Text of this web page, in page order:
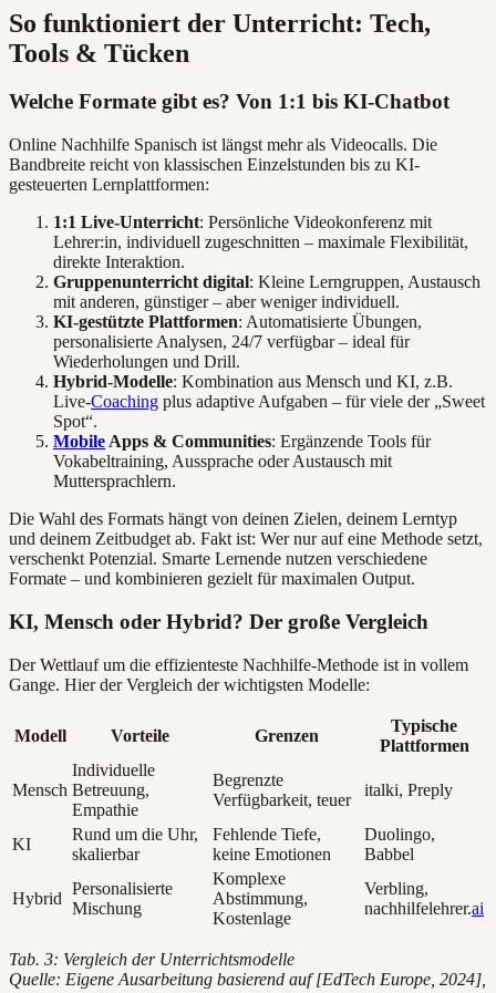
So funktioniert der Unterricht: Tech,
Tools & Tücken
Welche Formate gibt es? Von 1:1 bis KI-Chatbot
Online Nachhilfe Spanisch ist längst mehr als Videocalls. Die
Bandbreite reicht von klassischen Einzelstunden bis zu KI-
gesteuerten Lernplattformen:
1:1 Live-Unterricht: Persönliche Videokonferenz mit
Lehrer:in, individuell zugeschnitten – maximale Flexibilität,
direkte Interaktion.
Gruppenunterricht digital: Kleine Lerngruppen, Austausch
mit anderen, günstiger – aber weniger individuell.
KI-gestützte Plattformen: Automatisierte Übungen,
personalisierte Analysen, 24/7 verfügbar – ideal für
Wiederholungen und Drill.
Hybrid-Modelle: Kombination aus Mensch und KI, z.B.
Live-Coaching plus adaptive Aufgaben – für viele der „Sweet
Spot“.
Mobile Apps & Communities: Ergänzende Tools für
Vokabeltraining, Aussprache oder Austausch mit
Muttersprachlern.
Die Wahl des Formats hängt von deinen Zielen, deinem Lerntyp
und deinem Zeitbudget ab. Fakt ist: Wer nur auf eine Methode setzt,
verschenkt Potenzial. Smarte Lernende nutzen verschiedene
Formate – und kombinieren gezielt für maximalen Output.
KI, Mensch oder Hybrid? Der große Vergleich
Der Wettlauf um die effizienteste Nachhilfe-Methode ist in vollem
Gange. Hier der Vergleich der wichtigsten Modelle:
Modell Vorteile Grenzen
Typische
Plattformen
Mensch
Individuelle
Betreuung,
Empathie
Begrenzte
Verfügbarkeit, teuer
italki, Preply
KI
Rund um die Uhr,
skalierbar
Fehlende Tiefe,
keine Emotionen
Duolingo,
Babbel
Hybrid
Personalisierte
Mischung
Komplexe
Abstimmung,
Kostenlage
Verbling,
nachhilfelehrer.ai
Tab. 3: Vergleich der Unterrichtsmodelle
Quelle: Eigene Ausarbeitung basierend auf [EdTech Europe, 2024],